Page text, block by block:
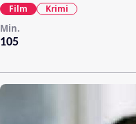
105
Min.
Film Krimi